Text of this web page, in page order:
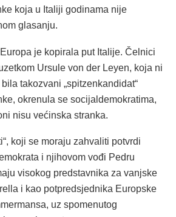
koja u Italiji godinama nije
glasanju.
je kopirala put Italije. Čelnici
Ursule von der Leyen, koja ni
takozvani „spitzenkandidat“
okrenula se socijaldemokratima,
nisu većinska stranka.
koji se moraju zahvaliti potvrdi
i njihovom vođi Pedru
visokog predstavnika za vanjske
i kao potpredsjednika Europske
uz spomenutog